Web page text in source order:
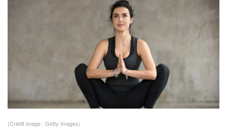
n
l
(Crédit image : Getty Images)